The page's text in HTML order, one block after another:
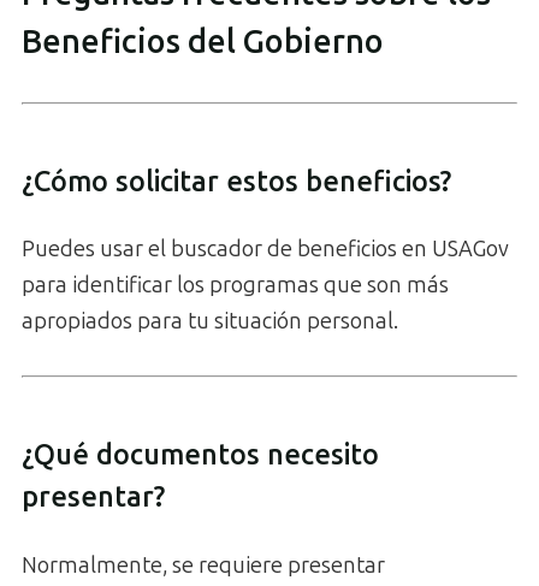
Beneficios del Gobierno
¿Cómo solicitar estos beneficios?
Puedes usar el buscador de beneficios en USAGov
para identificar los programas que son más
apropiados para tu situación personal.
¿Qué documentos necesito
presentar?
Normalmente, se requiere presentar